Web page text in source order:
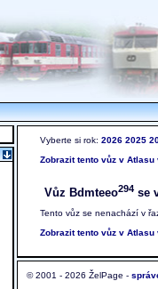
Vyberte si rok: 2026 2025
Zobrazit tento vůz v Atlasu
Vůz Bdmteeo294 se
Tento vůz se nenachází v
Zobrazit tento vůz v Atlasu
© 2001 - 2026 ŽelPage -